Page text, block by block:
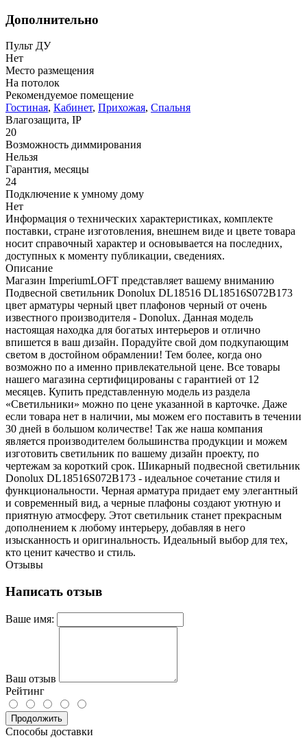
Дополнительно
Пульт ДУ
Нет
Место размещения
На потолок
Рекомендуемое помещение
Гостиная, Кабинет, Прихожая, Спальня
Влагозащита, IP
20
Возможность диммирования
Нельзя
Гарантия, месяцы
24
Подключение к умному дому
Нет
Информация о технических характеристиках, комплекте
поставки, стране изготовления, внешнем виде и цвете товара
носит справочный характер и основывается на последних,
доступных к моменту публикации, сведениях.
Описание
Магазин ImperiumLOFT представляет вашему вниманию
Подвесной светильник Donolux DL18516 DL18516S072B173
цвет арматуры черный цвет плафонов черный от очень
известного производителя - Donolux. Данная модель
настоящая находка для богатых интерьеров и отлично
впишется в ваш дизайн. Порадуйте свой дом подкупающим
светом в достойном обрамлении! Тем более, когда оно
возможно по а именно привлекательной цене. Все товары
нашего магазина сертифицированы с гарантией от 12
месяцев. Купить представленную модель из раздела
«Светильники» можно по цене указанной в карточке. Даже
если товара нет в наличии, мы можем его поставить в течении
30 дней в большом количестве! Так же наша компания
является производителем большинства продукции и можем
изготовить светильник по вашему дизайн проекту, по
чертежам за короткий срок. Шикарный подвесной светильник
Donolux DL18516S072B173 - идеальное сочетание стиля и
функциональности. Черная арматура придает ему элегантный
и современный вид, а черные плафоны создают уютную и
приятную атмосферу. Этот светильник станет прекрасным
дополнением к любому интерьеру, добавляя в него
изысканность и оригинальность. Идеальный выбор для тех,
кто ценит качество и стиль.
Отзывы
Написать отзыв
Ваше имя:
Ваш отзыв
Рейтинг
Продолжить
Способы доставки